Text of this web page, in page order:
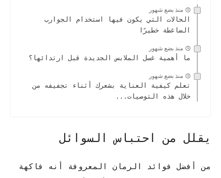
منذ بضع شهور
الحالات التي يكون فيها استخدام الجوارب
الضاغطة خطيرًا
منذ بضع شهور
ما أهمية غسل الملابس الجديدة قبل ارتدائها؟
منذ بضع شهور
تعلم كيفية العناية بشعرك أثناء تجفيفه من
خلال هذه التوصيات...
يقلل من احتباس السوائل
من أفضل فوائد الرمان المعروفة أنه فاكهة